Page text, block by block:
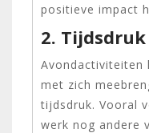
positieve impact
2. Tijdsdruk
Avondactiviteiten
met zich
tijdsdruk. Vooral
werk nog andere